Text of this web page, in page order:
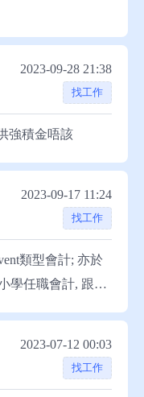
2023-09-28 21:38
找工作
強積金唔該
2023-09-17 11:24
找工作
型會計; 亦於
任職會計, 跟進
任職會計，
2023-07-12 00:03
找工作